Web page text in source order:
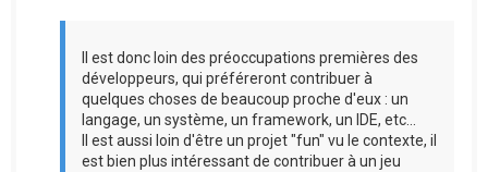
Il est donc loin des préoccupations premières des
développeurs, qui préféreront contribuer à
quelques choses de beaucoup proche d'eux : un
langage, un système, un framework, un IDE, etc...
Il est aussi loin d'être un projet "fun" vu le contexte, il
est bien plus intéressant de contribuer à un jeu